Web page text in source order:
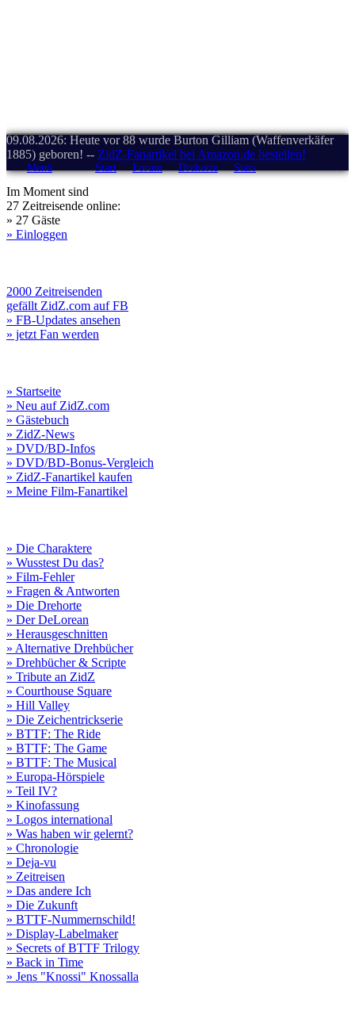
09.08.2026: Heute vor 88 wurde Burton Gilliam (Waffenverkäfer
1885) geboren! -- ZidZ-Fanartikel bei Amazon.de bestellen!
Menü Start Forum Drehorte Stars
Im Moment sind
27 Zeitreisende online:
» 27 Gäste
» Einloggen
2000 Zeitreisenden
gefällt ZidZ.com auf FB
» FB-Updates ansehen
» jetzt Fan werden
» Startseite
» Neu auf ZidZ.com
» Gästebuch
» ZidZ-News
» DVD/BD-Infos
» DVD/BD-Bonus-Vergleich
» ZidZ-Fanartikel kaufen
» Meine Film-Fanartikel
» Die Charaktere
» Wusstest Du das?
» Film-Fehler
» Fragen & Antworten
» Die Drehorte
» Der DeLorean
» Herausgeschnitten
» Alternative Drehbücher
» Drehbücher & Scripte
» Tribute an ZidZ
» Courthouse Square
» Hill Valley
» Die Zeichentrickserie
» BTTF: The Ride
» BTTF: The Game
» BTTF: The Musical
» Europa-Hörspiele
» Teil IV?
» Kinofassung
» Logos international
» Was haben wir gelernt?
» Chronologie
» Deja-vu
» Zeitreisen
» Das andere Ich
» Die Zukunft
» BTTF-Nummernschild!
» Display-Labelmaker
» Secrets of BTTF Trilogy
» Back in Time
» Jens "Knossi" Knossalla